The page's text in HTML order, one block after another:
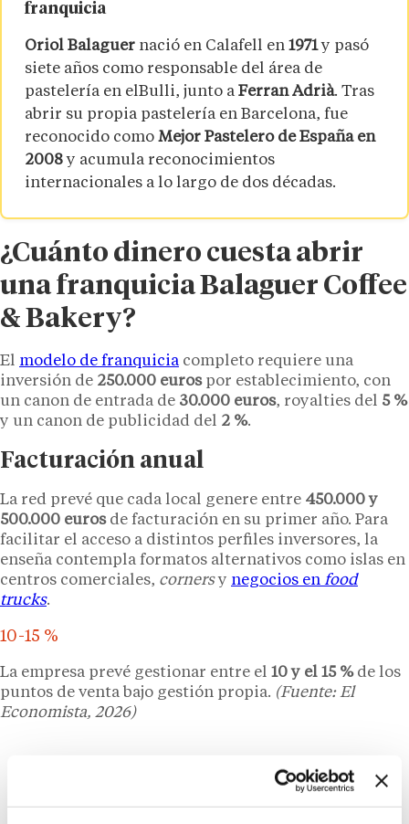
franquicia
Oriol Balaguer nació en Calafell en 1971y pasó
siete años como responsable del área de
pastelería en elBulli, junto a Ferran Adrià. Tras
abrir su propia pastelería en Barcelona, fue
reconocido como Mejor Pastelero de España en
2008y acumula reconocimientos
internacionales a lo largo de dos décadas.
¿Cuánto dinero cuesta abrir
una franquicia Balaguer Coffee
& Bakery?
El modelo de franquicia completo requiere una
inversión de 250.000 eurospor establecimiento, con
un canon de entrada de 30.000 euros, royalties del 5 %
y un canon de publicidad del 2 %.
Facturación anual
La red prevé que cada local genere entre 450.000 y
500.000 eurosde facturación en su primer año. Para
facilitar el acceso a distintos perfiles inversores, la
enseña contempla formatos alternativos como islas en
centros comerciales, cornersy negocios en food
trucks.
10-15 %
La empresa prevé gestionar entre el 10 y el 15 %de los
puntos de venta bajo gestión propia. (Fuente: El
Economista, 2026)